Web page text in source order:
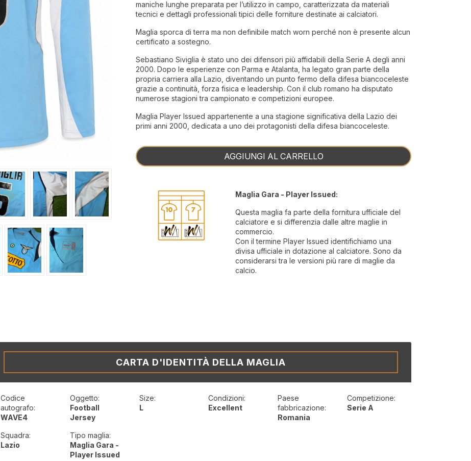
maniche lunghe preparata per l’utilizzo in campo, caratterizzata da materiali
tecnici e dettagli professionali tipici delle forniture destinate ai calciatori.
Maglia sporca di terra ma non definibile match worn perché non è presente alcun
certificato a sostegno.
Sebastiano Siviglia è stato uno dei difensori più affidabili della Serie A degli anni
2000. Dopo le esperienze con Parma e Atalanta, ha legato gran parte della
propria carriera alla Lazio, diventando un punto fermo della difesa biancoceleste
grazie a continuità, forza fisica e leadership. Con il club romano ha disputato
numerose stagioni tra campionato e competizioni europee.
Maglia Player Issued appartenente a una stagione significativa della Lazio dei
primi anni 2000, dedicata a uno dei protagonisti della difesa biancoceleste.
AGGIUNGI AL CARRELLO
Maglia Gara - Player Issued:
Questa maglia fa parte della fornitura ufficiale del
calciatore e si differenzia dalle altre maglie in
commercio.
Con il termine Player Issued identifichiamo una
divisa ufficiale in dotazione al calciatore. Sono da
considerarsi tra le versioni più rare di maglie da
calcio.
CARTA D'IDENTITÀ DELLA MAGLIA
Codice
autografo:
WAVE4
Oggetto:
Football
Jersey
Size:
L
Condizioni:
Excellent
Paese
fabbricazione:
Romania
Competizione:
Serie A
Squadra:
Lazio
Tipo maglia:
Maglia Gara -
Player Issued